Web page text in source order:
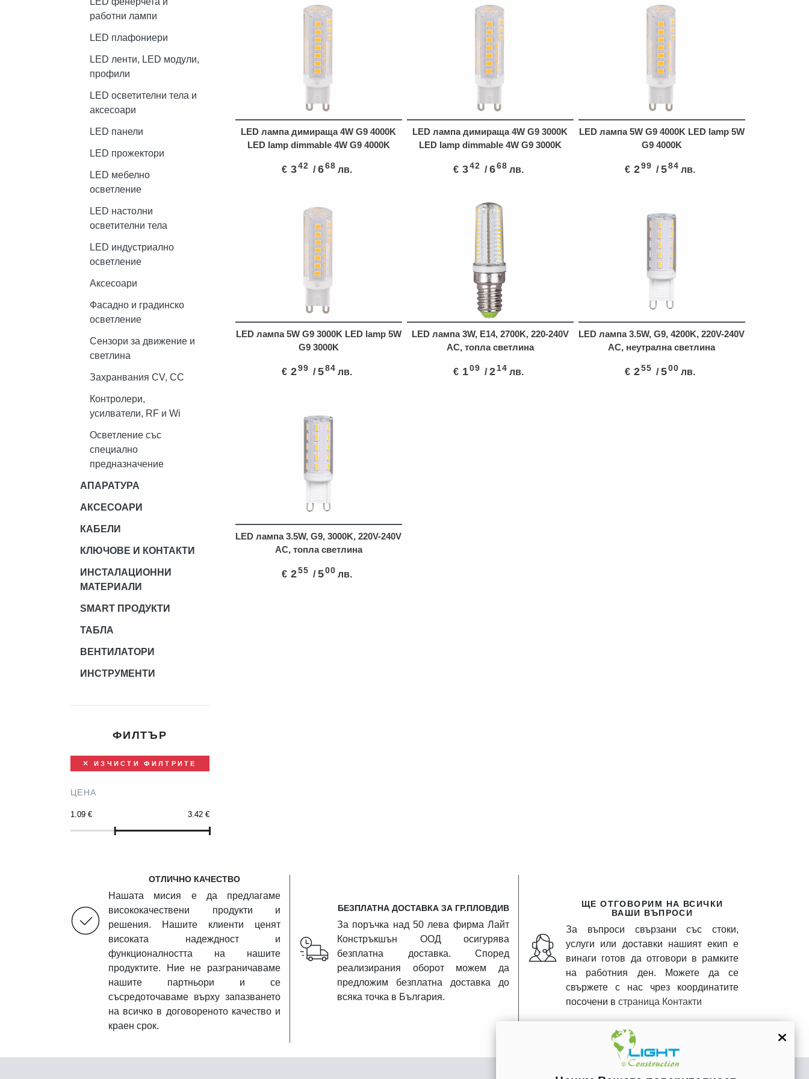
работни лампи
LED плафониери
LED ленти, LED модули,
профили
LED осветителни тела и
аксесоари
LED панели
LED прожектори
LED мебелно
осветление
LED настолни
осветителни тела
LED индустриално
осветление
Аксесоари
Фасадно и градинско
осветление
Сензори за движение и
светлина
Захранвания CV, CC
Контролери,
усилватели, RF и Wi
Осветление със
специално
предназначение
АПАРАТУРА
АКСЕСОАРИ
КАБЕЛИ
КЛЮЧОВЕ И КОНТАКТИ
ИНСТАЛАЦИОННИ
МАТЕРИАЛИ
SMART ПРОДУКТИ
ТАБЛА
ВЕНТИЛАТОРИ
ИНСТРУМЕНТИ
ФИЛТЪР
ИЗЧИСТИ ФИЛТРИТЕ
ЦЕНА
1.09 € 3.42 €
LED лампа димираща 4W G9 4000K
LED lamp dimmable 4W G9 4000K
€ 342 /668 лв.
LED лампа димираща 4W G9 3000K
LED lamp dimmable 4W G9 3000K
€ 342 /668 лв.
LED лампа 5W G9 4000K LED lamp 5W
G9 4000K
€ 299 /584 лв.
LED лампа 5W G9 3000K LED lamp 5W
G9 3000K
€ 299 /584 лв.
LED лампа 3W, E14, 2700K, 220-240V
AC, топла светлина
€ 109 /214 лв.
LED лампа 3.5W, G9, 4200K, 220V-240V
AC, неутрална светлина
€ 255 /500 лв.
LED лампа 3.5W, G9, 3000K, 220V-240V
AC, топла светлина
€ 255 /500 лв.
ОТЛИЧНО КАЧЕСТВО
Нашата мисия е да предлагаме
висококачествени продукти и
решения. Нашите клиенти ценят
високата надеждност и
функционалността на нашите
продуктите. Ние не разграничаваме
нашите партньори и се
съсредоточаваме върху запазването
на всичко в договореното качество и
краен срок.
БЕЗПЛАТНА ДОСТАВКА ЗА ГР.ПЛОВДИВ
За поръчка над 50 лева фирма Лайт
Констръкшън ООД осигурява
безплатна доставка. Според
реализирания оборот можем да
предложим безплатна доставка до
всяка точка в България.
ЩЕ ОТГОВОРИМ НА ВСИЧКИ
ВАШИ ВЪПРОСИ
За въпроси свързани със стоки,
услуги или доставки нашият екип е
винаги готов да отговори в рамките
на работния ден. Можете да се
свържете с нас чрез координатите
посочени встраница Контакти